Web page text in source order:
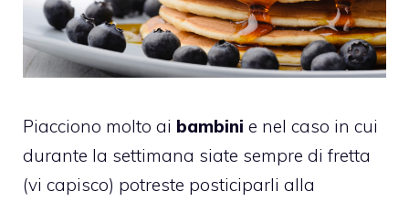
Piacciono molto ai bambini e nel caso in cui
durante la settimana siate sempre di fretta
(vi capisco) potreste posticiparli alla